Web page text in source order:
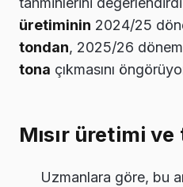
üretiminin 2024/25
tondan, 2025/26
tona çıkmasını
Mısır üretimi
Uzmanlara göre, bu